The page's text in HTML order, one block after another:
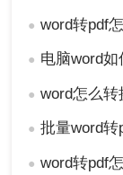
● word转pdf
● 电脑word如何转
● word怎么转换成
● 批量word转
● word转pdf